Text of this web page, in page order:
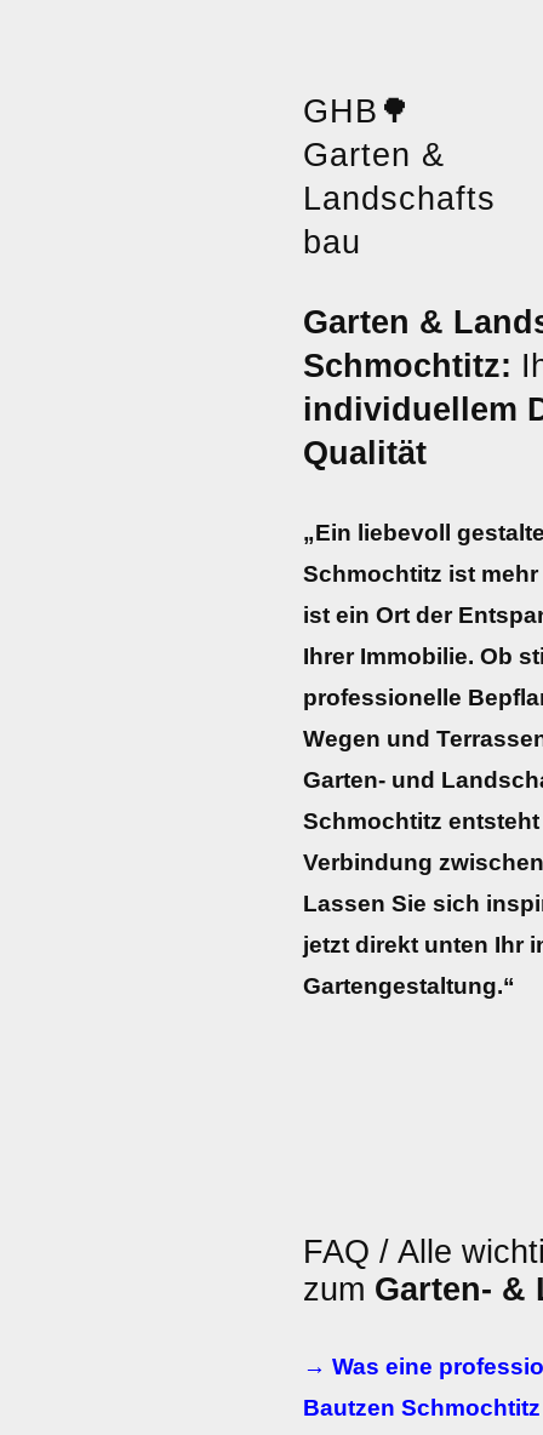
GHB 🌳
Garten &
Landschafts
bau
Garten &
Schmochtitz:
individuellem
Qualität
„Ein liebevoll
Schmochtitz ist
ist ein Ort der
Ihrer Immobilie. Ob
professionelle
Wegen und
Garten- und
Schmochtitz
Verbindung
Lassen Sie sich
jetzt direkt unten Ihr
Gartengestaltung.“
FAQ / Alle
zum Garten- &
→ Was eine
Bautzen